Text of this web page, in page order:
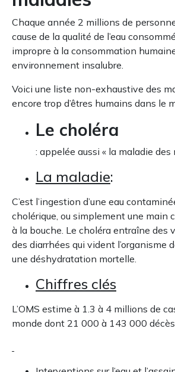
Chaque année 2 millions de
cause de la qualité de l’eau
impropre à la consommation
environnement insalubre.
Voici une liste non-exhaustive des
encore trop d’êtres humains dans le
Le choléra
: appelée aussi « la maladie des
La maladie:
C’est l’ingestion d’une eau
cholérique, ou simplement une main
à la bouche. Le choléra entraîne des
des diarrhées qui vident l’organisme
une déshydratation mortelle.
Chiffres clés
L’OMS estime à 1.3 à 4 millions de
monde dont 21 000 à 143 000